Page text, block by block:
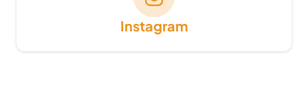
Instagram